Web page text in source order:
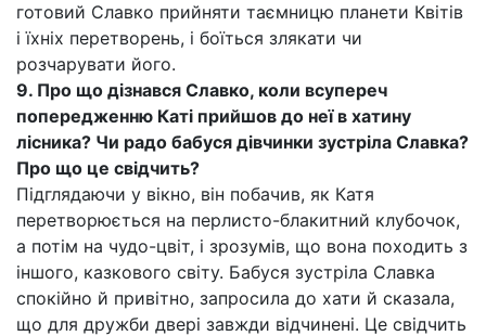
готовий Славко прийняти таємницю планети Квітів
і їхніх перетворень, і боїться злякати чи
розчарувати його.
9. Про що дізнався Славко, коли всупереч
попередженню Каті прийшов до неї в хатину
лісника? Чи радо бабуся дівчинки зустріла Славка?
Про що це свідчить?
Підглядаючи у вікно, він побачив, як Катя
перетворюється на перлисто-блакитний клубочок,
а потім на чудо-цвіт, і зрозумів, що вона походить з
іншого, казкового світу. Бабуся зустріла Славка
спокійно й привітно, запросила до хати й сказала,
що для дружби двері завжди відчинені. Це свідчить